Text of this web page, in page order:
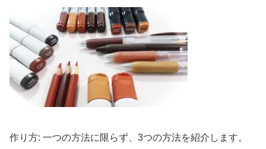
作り方: 一つの方法に限らず、3つの方法を紹介します。